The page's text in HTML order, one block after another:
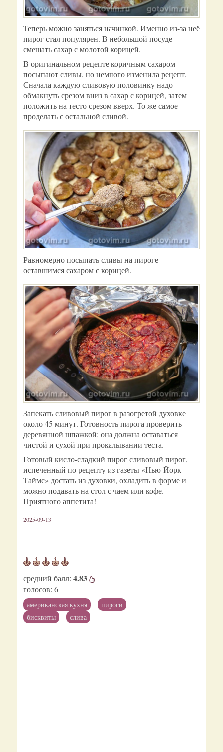
Теперь можно заняться начинкой. Именно из-за неё
пирог стал популярен. В небольшой посуде
смешать сахар с молотой корицей.
В оригинальном рецепте коричным сахаром
посыпают сливы, но немного изменила рецепт.
Сначала каждую сливовую половинку надо
обмакнуть срезом вниз в сахар с корицей, затем
положить на тесто срезом вверх. То же самое
проделать с остальной сливой.
Равномерно посыпать сливы на пироге
оставшимся сахаром с корицей.
Запекать сливовый пирог в разогретой духовке
около 45 минут. Готовность пирога проверить
деревянной шпажкой: она должна оставаться
чистой и сухой при прокалывании теста.
Готовый кисло-сладкий пирог сливовый пирог,
испеченный по рецепту из газеты «Нью-Йорк
Таймс» достать из духовки, охладить в форме и
можно подавать на стол с чаем или кофе.
Приятного аппетита!
2025-09-13
средний балл: 4.83
голосов: 6
американская кухня
пироги
бисквиты
слива